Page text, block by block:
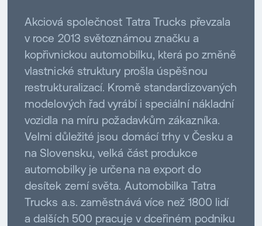
Akciová společnost Tatra Trucks převzala
v roce 2013 světoznámou značku a
kopřivnickou automobilku, která po změně
vlastnické struktury prošla úspěšnou
restrukturalizací. Kromě standardizovaných
modelových řad vyrábí i speciální nákladní
vozidla na míru požadavkům zákazníka.
Velmi důležité jsou domácí trhy v Česku a
na Slovensku, velká část produkce
automobilky je určena na export do
desítek zemí světa. Automobilka Tatra
Trucks a.s. zaměstnává více než 1800 lidí
a dalších 500 pracuje v dceřiném podniku